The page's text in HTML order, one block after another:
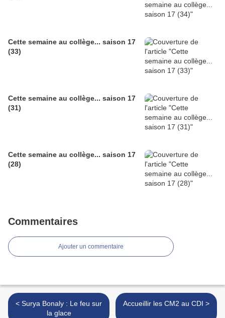
Cette semaine au collège... saison 17
(33)
Cette semaine au collège... saison 17
(31)
Cette semaine au collège... saison 17
(28)
Commentaires
Ajouter un commentaire
< Surya Bonaly : Le feu sur
la glace
Accueillir les CM2 au CDI >